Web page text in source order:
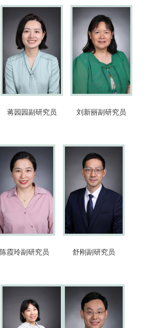
蒋园园 副研究员 刘新丽副研究员
陈霞玲副研究员 舒刚 副研究员